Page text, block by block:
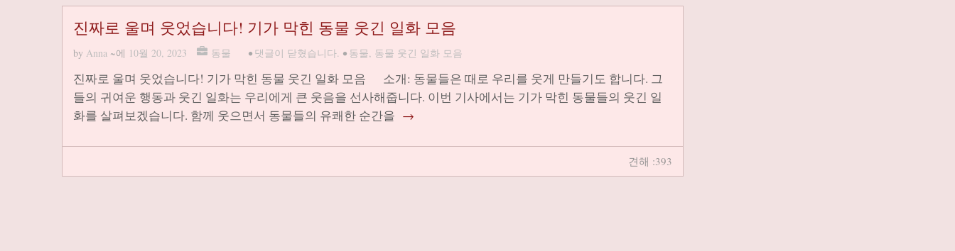
진짜로 울며 웃었습니다! 기가 막힌 동물 웃긴 일화 모음
by Anna ~에 10월 20, 2023 동물 • 댓글이 닫혔습니다. • 동물, 동물 웃긴 일화 모음
진짜로 울며 웃었습니다! 기가 막힌 동물 웃긴 일화 모음 소개: 동물들은 때로 우리를 웃게 만들기도 합니다. 그
들의 귀여운 행동과 웃긴 일화는 우리에게 큰 웃음을 선사해줍니다. 이번 기사에서는 기가 막힌 동물들의 웃긴 일
화를 살펴보겠습니다. 함께 웃으면서 동물들의 유쾌한 순간을 →
견해 :393